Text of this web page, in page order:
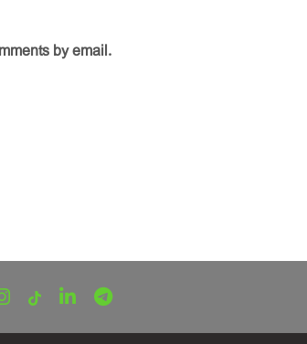
by email.